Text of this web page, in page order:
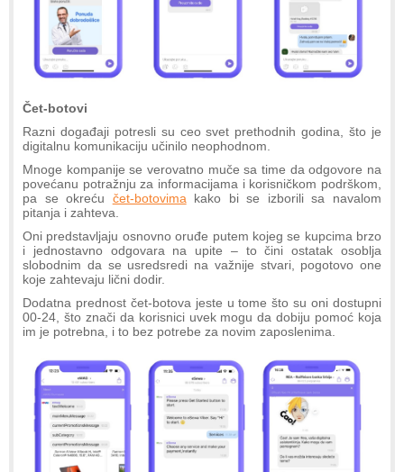
Čet-botovi
Razni događaji potresli su ceo svet prethodnih godina, što je
digitalnu komunikaciju učinilo neophodnom.
Mnoge kompanije se verovatno muče sa time da odgovore na
povećanu potražnju za informacijama i korisničkom podrškom,
pa se okreću čet-botovimakako bi se izborili sa navalom
pitanja i zahteva.
Oni predstavljaju osnovno oruđe putem kojeg se kupcima brzo
i jednostavno odgovara na upite – to čini ostatak osoblja
slobodnim da se usredsredi na važnije stvari, pogotovo one
koje zahtevaju lični dodir.
Dodatna prednost čet-botova jeste u tome što su oni dostupni
00-24, što znači da korisnici uvek mogu da dobiju pomoć koja
im je potrebna, i to bez potrebe za novim zaposlenima.